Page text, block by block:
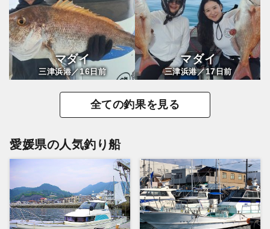
マダイ
三津浜港／16日前
マダイ
三津浜港／17日前
全ての釣果を見る
愛媛県の人気釣り船